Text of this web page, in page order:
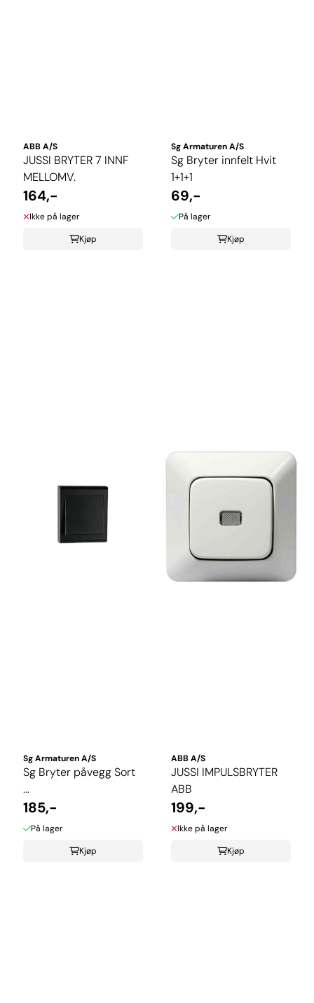
ABB A/S
JUSSI BRYTER 7 INNF
MELLOMV.
164,-
Ikke på lager
Kjøp
Sg Armaturen A/S
Sg Bryter innfelt Hvit
1+1+1
69,-
På lager
Kjøp
Sg Armaturen A/S
Sg Bryter påvegg Sort
...
185,-
På lager
Kjøp
ABB A/S
JUSSI IMPULSBRYTER
ABB
199,-
Ikke på lager
Kjøp